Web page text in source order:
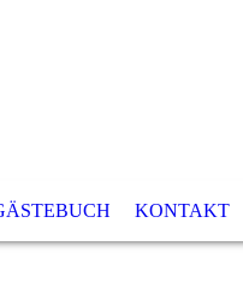
KONTAKT